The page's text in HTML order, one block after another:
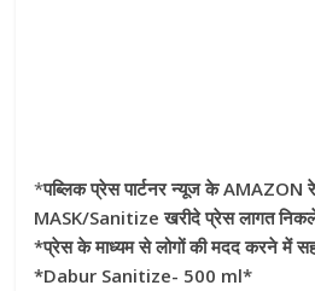
*पब्लिक प्रेस पार्टनर न्यूज के
MASK/Sanitize खरीदे प्रेस लागत
*प्रेस के माध्यम से लोगों की मदद करने में
*Dabur Sanitize- 500 ml*